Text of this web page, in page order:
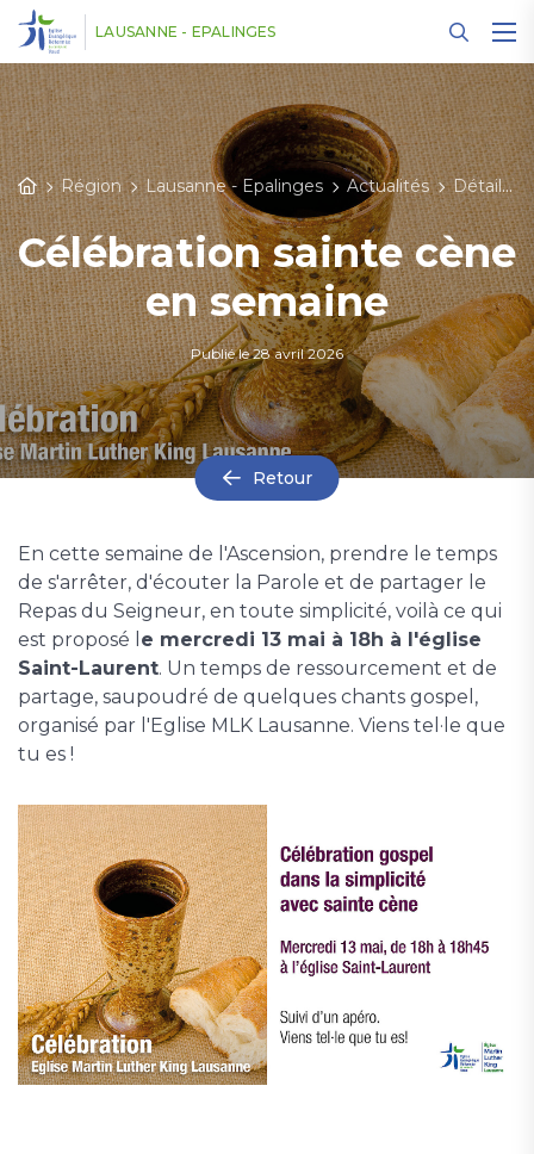
LAUSANNE - EPALINGES
Région Lausanne - Epalinges Actualités Détail des actualités
Célébration sainte cène
en semaine
Publié le28 avril 2026
Retour
En cette semaine de l'Ascension, prendre le temps
de s'arrêter, d'écouter la Parole et de partager le
Repas du Seigneur, en toute simplicité, voilà ce qui
est proposé l e mercredi 13 mai à 18h à l'église
Saint-Laurent. Un temps de ressourcement et de
partage, saupoudré de quelques chants gospel,
organisé par l'Eglise MLK Lausanne. Viens tel·le que
tu es !
Panneau de gestion des cookies